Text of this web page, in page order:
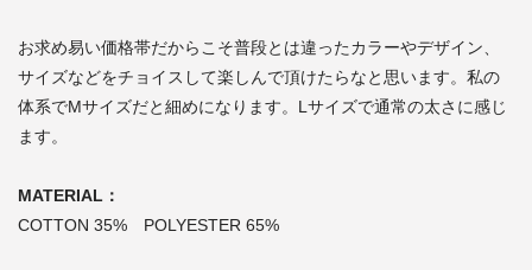
お求め易い価格帯だからこそ普段とは違ったカラーやデザイン、
サイズなどをチョイスして楽しんで頂けたらなと思います。私の
体系でMサイズだと細めになります。Lサイズで通常の太さに感じ
ます。
MATERIAL：
COTTON 35% POLYESTER 65%